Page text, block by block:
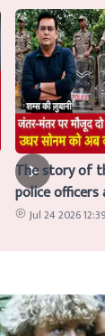
The story of
police
Jul 24 2026